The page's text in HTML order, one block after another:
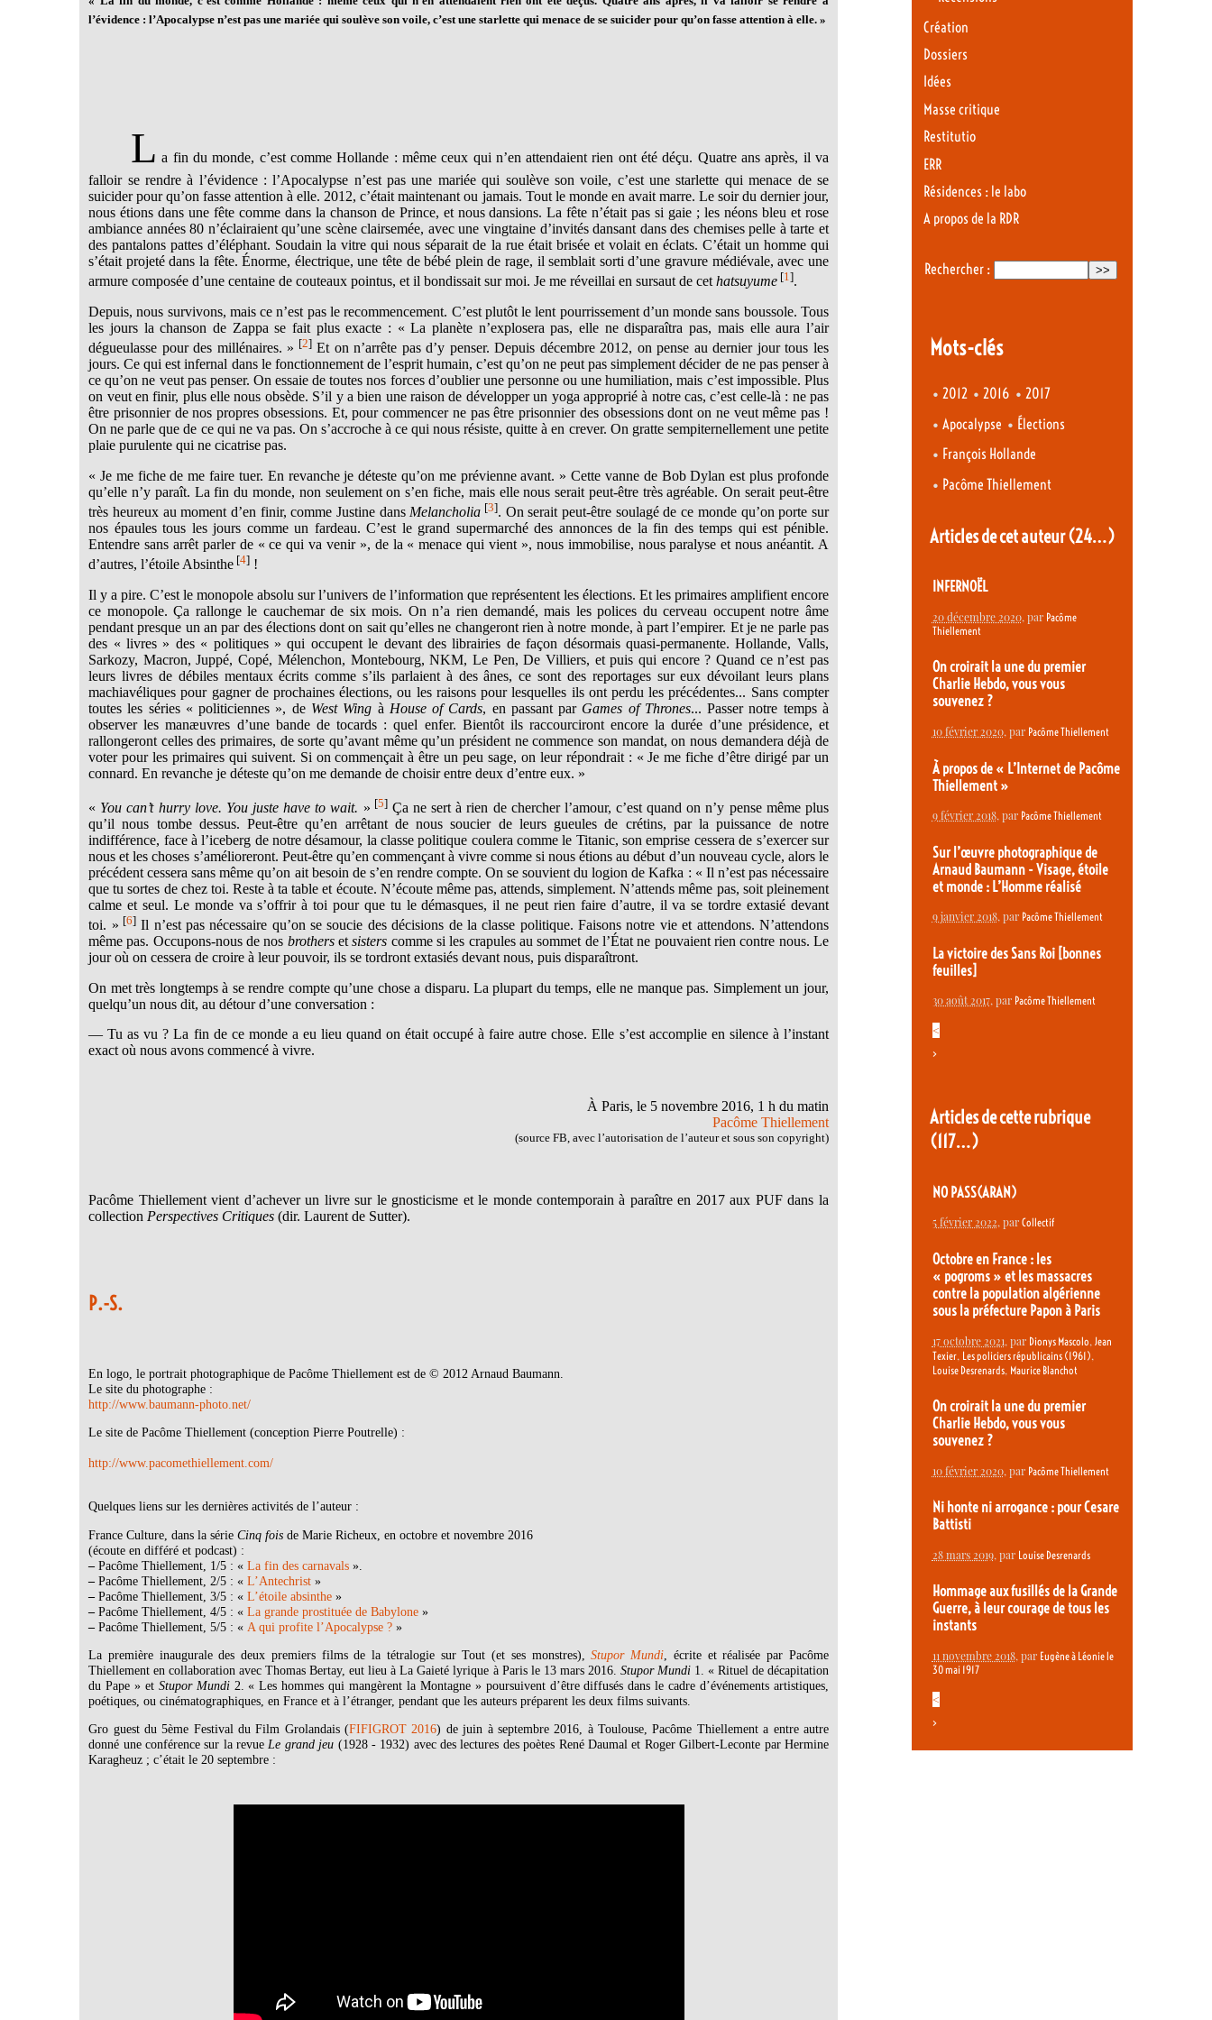
l’évidence : l’Apocalypse n’est pas une mariée qui soulève son voile, c’est une starlette qui menace de se suicider pour qu’on fasse attention à elle. »
L a fin du monde, c’est comme Hollande : même ceux qui n’en attendaient rien ont été déçu. Quatre ans après, il va
falloir se rendre à l’évidence : l’Apocalypse n’est pas une mariée qui soulève son voile, c’est une starlette qui menace de se
suicider pour qu’on fasse attention à elle. 2012, c’était maintenant ou jamais. Tout le monde en avait marre. Le soir du dernier jour,
nous étions dans une fête comme dans la chanson de Prince, et nous dansions. La fête n’était pas si gaie ; les néons bleu et rose
ambiance années 80 n’éclairaient qu’une scène clairsemée, avec une vingtaine d’invités dansant dans des chemises pelle à tarte et
des pantalons pattes d’éléphant. Soudain la vitre qui nous séparait de la rue était brisée et volait en éclats. C’était un homme qui
s’était projeté dans la fête. Énorme, électrique, une tête de bébé plein de rage, il semblait sorti d’une gravure médiévale, avec une
armure composée d’une centaine de couteaux pointus, et il bondissait sur moi. Je me réveillai en sursaut de cethatsuyume [1].
Depuis, nous survivons, mais ce n’est pas le recommencement. C’est plutôt le lent pourrissement d’un monde sans boussole. Tous
les jours la chanson de Zappa se fait plus exacte : « La planète n’explosera pas, elle ne disparaîtra pas, mais elle aura l’air
dégueulasse pour des millénaires. » [2]Et on n’arrête pas d’y penser. Depuis décembre 2012, on pense au dernier jour tous les
jours. Ce qui est infernal dans le fonctionnement de l’esprit humain, c’est qu’on ne peut pas simplement décider de ne pas penser à
ce qu’on ne veut pas penser. On essaie de toutes nos forces d’oublier une personne ou une humiliation, mais c’est impossible. Plus
on veut en finir, plus elle nous obsède. S’il y a bien une raison de développer un yoga approprié à notre cas, c’est celle-là : ne pas
être prisonnier de nos propres obsessions. Et, pour commencer ne pas être prisonnier des obsessions dont on ne veut même pas !
On ne parle que de ce qui ne va pas. On s’accroche à ce qui nous résiste, quitte à en crever. On gratte sempiternellement une petite
plaie purulente qui ne cicatrise pas.
« Je me fiche de me faire tuer. En revanche je déteste qu’on me prévienne avant. » Cette vanne de Bob Dylan est plus profonde
qu’elle n’y paraît. La fin du monde, non seulement on s’en fiche, mais elle nous serait peut-être très agréable. On serait peut-être
très heureux au moment d’en finir, comme Justine dans Melancholia [3]. On serait peut-être soulagé de ce monde qu’on porte sur
nos épaules tous les jours comme un fardeau. C’est le grand supermarché des annonces de la fin des temps qui est pénible.
Entendre sans arrêt parler de « ce qui va venir », de la « menace qui vient », nous immobilise, nous paralyse et nous anéantit. A
d’autres, l’étoile Absinthe [4] !
Il y a pire. C’est le monopole absolu sur l’univers de l’information que représentent les élections. Et les primaires amplifient encore
ce monopole. Ça rallonge le cauchemar de six mois. On n’a rien demandé, mais les polices du cerveau occupent notre âme
pendant presque un an par des élections dont on sait qu’elles ne changeront rien à notre monde, à part l’empirer. Et je ne parle pas
des « livres » des « politiques » qui occupent le devant des librairies de façon désormais quasi-permanente. Hollande, Valls,
Sarkozy, Macron, Juppé, Copé, Mélenchon, Montebourg, NKM, Le Pen, De Villiers, et puis qui encore ? Quand ce n’est pas
leurs livres de débiles mentaux écrits comme s’ils parlaient à des ânes, ce sont des reportages sur eux dévoilant leurs plans
machiavéliques pour gagner de prochaines élections, ou les raisons pour lesquelles ils ont perdu les précédentes... Sans compter
toutes les séries « politiciennes », de West Wing à House of Cards, en passant par Games of Thrones... Passer notre temps à
observer les manæuvres d’une bande de tocards : quel enfer. Bientôt ils raccourciront encore la durée d’une présidence, et
rallongeront celles des primaires, de sorte qu’avant même qu’un président ne commence son mandat, on nous demandera déjà de
voter pour les primaires qui suivent. Si on commençait à être un peu sage, on leur répondrait : « Je me fiche d’être dirigé par un
connard. En revanche je déteste qu’on me demande de choisir entre deux d’entre eux. »
« You can’t hurry love. You juste have to wait. » [5]Ça ne sert à rien de chercher l’amour, c’est quand on n’y pense même plus
qu’il nous tombe dessus. Peut-être qu’en arrêtant de nous soucier de leurs gueules de crétins, par la puissance de notre
indifférence, face à l’iceberg de notre désamour, la classe politique coulera comme le Titanic, son emprise cessera de s’exercer sur
nous et les choses s’amélioreront. Peut-être qu’en commençant à vivre comme si nous étions au début d’un nouveau cycle, alors le
précédent cessera sans même qu’on ait besoin de s’en rendre compte. On se souvient du logion de Kafka : « Il n’est pas nécessaire
que tu sortes de chez toi. Reste à ta table et écoute. N’écoute même pas, attends, simplement. N’attends même pas, soit pleinement
calme et seul. Le monde va s’offrir à toi pour que tu le démasques, il ne peut rien faire d’autre, il va se tordre extasié devant
toi. » [6]Il n’est pas nécessaire qu’on se soucie des décisions de la classe politique. Faisons notre vie et attendons. N’attendons
même pas. Occupons-nous de nos brothersetsisters comme si les crapules au sommet de l’État ne pouvaient rien contre nous. Le
jour où on cessera de croire à leur pouvoir, ils se tordront extasiés devant nous, puis disparaîtront.
On met très longtemps à se rendre compte qu’une chose a disparu. La plupart du temps, elle ne manque pas. Simplement un jour,
quelqu’un nous dit, au détour d’une conversation :
— Tu as vu ? La fin de ce monde a eu lieu quand on était occupé à faire autre chose. Elle s’est accomplie en silence à l’instant
exact où nous avons commencé à vivre.
À Paris, le 5 novembre 2016, 1 h du matin
Pacôme Thiellement
(source FB, avec l’autorisation de l’auteur et sous son copyright)
Pacôme Thiellement vient d’achever un livre sur le gnosticisme et le monde contemporain à paraître en 2017 aux PUF dans la
collection Perspectives Critiques (dir. Laurent de Sutter).
P.-S.
En logo, le portrait photographique de Pacôme Thiellement est de © 2012 Arnaud Baumann.
Le site du photographe :
http://www.baumann-photo.net/
Le site de Pacôme Thiellement (conception Pierre Poutrelle) :
http://www.pacomethiellement.com/
Quelques liens sur les dernières activités de l’auteur :
France Culture, dans la sérieCinq fois de Marie Richeux, en octobre et novembre 2016
(écoute en différé et podcast) :
– Pacôme Thiellement, 1/5 : «La fin des carnavals ».
– Pacôme Thiellement, 2/5 : «L’Antechrist »
– Pacôme Thiellement, 3/5 : «L’étoile absinthe »
– Pacôme Thiellement, 4/5 : «La grande prostituée de Babylone »
– Pacôme Thiellement, 5/5 : « A qui profite l’Apocalypse ? »
La première inaugurale des deux premiers films de la tétralogie sur Tout (et ses monstres),Stupor Mundi , écrite et réalisée par Pacôme
Thiellement en collaboration avec Thomas Bertay, eut lieu à La Gaieté lyrique à Paris le 13 mars 2016. Stupor Mundi1. « Rituel de décapitation
du Pape » et Stupor Mundi 2. « Les hommes qui mangèrent la Montagne » poursuivent d’être diffusés dans le cadre d’événements artistiques,
poétiques, ou cinématographiques, en France et à l’étranger, pendant que les auteurs préparent les deux films suivants.
Gro guest du 5ème Festival du Film Grolandais (FIFIGROT 2016) de juin à septembre 2016, à Toulouse, Pacôme Thiellement a entre autre
donné une conférence sur la revue Le grand jeu (1928 - 1932) avec des lectures des poètes René Daumal et Roger Gilbert-Leconte par Hermine
Karagheuz ; c’était le 20 septembre :
Création
Dossiers
Idées
Masse critique
Restitutio
ERR
Résidences : le labo
A propos de la RDR
Rechercher :
Mots-clés
• 2012 •2016 • 2017
• Apocalypse • Élections
• François Hollande
• Pacôme Thiellement
Articles de cet auteur(24…)
INFERNOËL
20 décembre 2020, par Pacôme
Thiellement
On croirait la une du premier
Charlie Hebdo, vous vous
souvenez ?
10 février 2020, par Pacôme Thiellement
À propos de « L’Internet de Pacôme
Thiellement »
9 février 2018, par Pacôme Thiellement
Sur l’œuvre photographique de
Arnaud Baumann - Visage, étoile
et monde : L’Homme réalisé
9 janvier 2018, par Pacôme Thiellement
La victoire des Sans Roi [bonnes
feuilles]
30 août 2017, par Pacôme Thiellement
<
>
Articles de cette rubrique
(117…)
NO PASS(ARAN)
5 février 2022, par Collectif
Octobre en France : les
« pogroms » et les massacres
contre la population algérienne
sous la préfecture Papon à Paris
17 octobre 2021, par Dionys Mascolo, Jean
Texier, Les policiers républicains (1961),
Louise Desrenards, Maurice Blanchot
On croirait la une du premier
Charlie Hebdo, vous vous
souvenez ?
10 février 2020, par Pacôme Thiellement
Ni honte ni arrogance : pour Cesare
Battisti
28 mars 2019, par Louise Desrenards
Hommage aux fusillés de la Grande
Guerre, à leur courage de tous les
instants
11 novembre 2018, par Eugène à Léonie le
30 mai 1917
<
>